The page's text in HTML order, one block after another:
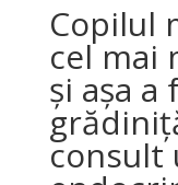
Copilul
cel mai
și așa a
consult